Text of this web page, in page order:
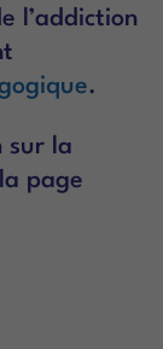
l’addiction
.
sur la
page